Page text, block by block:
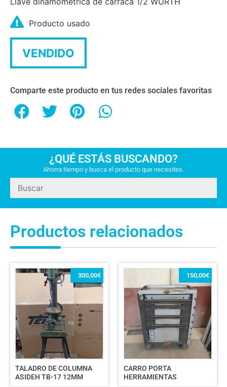
Producto usado
VENDIDO
Comparte este producto en tus redes sociales favoritas
¿QUÉ ESTÁS BUSCANDO?
Ahorra tiempo y busca el producto que necesites.
Productos relacionados
TALADRO DE COLUMNA
ASIDEH TB-17 12MM
300,00€
CARRO PORTA
HERRAMIENTAS
150,00€